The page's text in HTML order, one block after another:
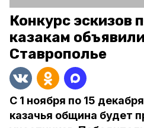
Конкурс эскизов
казакам
Ставрополье
С 1 ноября по 15
казачья община будет